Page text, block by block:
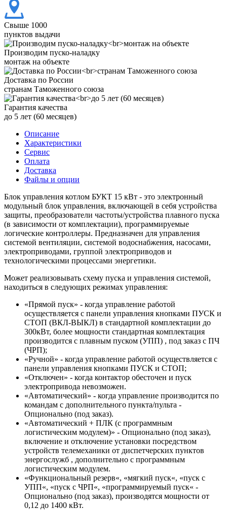
Свыше 1000
пунктов выдачи
Производим пуско-наладку
монтаж на объекте
Доставка по России
странам Таможенного союза
Гарантия качества
до 5 лет (60 месяцев)
Описание
Характеристики
Сервис
Оплата
Доставка
Файлы и опции
Блок управления котлом БУКТ 15 кВт - это электронный
модульный блок управления, включающей в себя устройства
защиты, преобразователи частоты/устройства плавного пуска
(в зависимости от комплектации), программируемые
логические контроллеры. Предназначен для управления
системой вентиляции, системой водоснабжения, насосами,
электроприводами, группой электроприводов и
технологическими процессами энергетики.
Может реализовывать схему пуска и управления системой,
находиться в следующих режимах управления:
«Прямой пуск» - когда управление работой
осуществляется с панели управления кнопками ПУСК и
СТОП (ВКЛ-ВЫКЛ) в стандартной комплектации до
300кВт, более мощности стандартная комплектация
производится с плавным пуском (УПП) , под заказ с ПЧ
(ЧРП);
«Ручной» - когда управление работой осуществляется с
панели управления кнопками ПУСК и СТОП;
«Отключен» - когда контактор обесточен и пуск
электропривода невозможен.
«Автоматический» - когда управление производится по
командам с дополнительного пункта/пульта -
Опционально (под заказ).
«Автоматический + ПЛК (с программным
логистическим модулем)» - Опционально (под заказ),
включение и отключение установки посредством
устройств телемеханики от диспетчерских пунктов
энергослужб , дополнительно с программным
логистическим модулем.
«Функциональный резерв«, «мягкий пуск«, «пуск с
УПП«, «пуск с ЧРП«, «программируемый пуск« -
Опционально (под заказ), производятся мощности от
0,12 до 1400 кВт.